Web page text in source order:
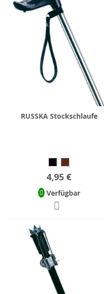
RUSSKA Stockschlaufe
4,95 €
Verfügbar